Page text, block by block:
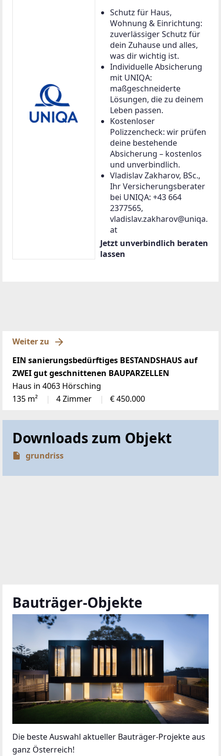
Schutz für Haus,
Wohnung & Einrichtung:
zuverlässiger Schutz für
dein Zuhause und alles,
was dir wichtig ist.
Individuelle Absicherung
mit UNIQA:
maßgeschneiderte
Lösungen, die zu deinem
Leben passen.
Kostenloser
Polizzencheck: wir prüfen
deine bestehende
Absicherung – kostenlos
und unverbindlich.
Vladislav Zakharov, BSc.,
Ihr Versicherungsberater
bei UNIQA: +43 664
2377565,
vladislav.zakharov@uniqa.
at
Jetzt unverbindlich beraten
lassen
Weiter zu
EIN sanierungsbedürftiges BESTANDSHAUS auf
ZWEI gut geschnittenen BAUPARZELLEN
Haus in 4063 Hörsching
135 m²
4 Zimmer € 450.000
Downloads zum Objekt
grundriss
Bauträger-Objekte
Die beste Auswahl aktueller Bauträger-Projekte aus
ganz Österreich!